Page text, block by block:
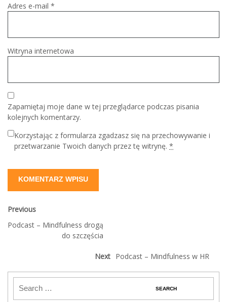
Adres e-mail *
Witryna internetowa
Zapamiętaj moje dane w tej przeglądarce podczas pisania
kolejnych komentarzy.
Korzystając z formularza zgadzasz się na przechowywanie i
przetwarzanie Twoich danych przez tę witrynę. *
Previous
Podcast – Mindfulness drogą
do szczęścia
Next Podcast – Mindfulness w HR